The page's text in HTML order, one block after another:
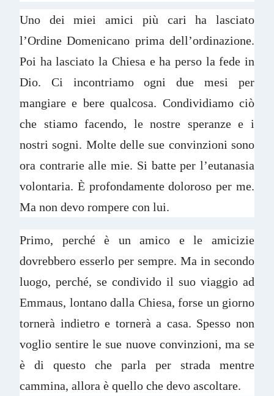
Uno dei miei amici più cari ha lasciato
l’Ordine Domenicano prima dell’ordinazione.
Poi ha lasciato la Chiesa e ha perso la fede in
Dio. Ci incontriamo ogni due mesi per
mangiare e bere qualcosa. Condividiamo ciò
che stiamo facendo, le nostre speranze e i
nostri sogni. Molte delle sue convinzioni sono
ora contrarie alle mie. Si batte per l’eutanasia
volontaria. È profondamente doloroso per me.
Ma non devo rompere con lui.
Primo, perché è un amico e le amicizie
dovrebbero esserlo per sempre. Ma in secondo
luogo, perché, se condivido il suo viaggio ad
Emmaus, lontano dalla Chiesa, forse un giorno
tornerà indietro e tornerà a casa. Spesso non
voglio sentire le sue nuove convinzioni, ma se
è di questo che parla per strada mentre
cammina, allora è quello che devo ascoltare.